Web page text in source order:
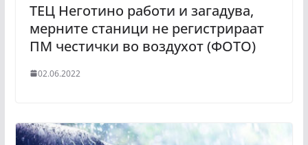
TEЦ Неготино работи и загадува,
мерните станици не регистрираат
ПМ честички во воздухот (ФОТО)
02.06.2022